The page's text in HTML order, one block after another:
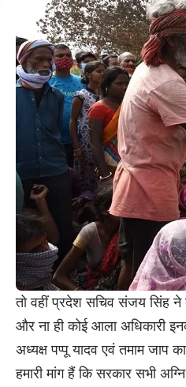
तो वहीं प्रदेश सचिव संजय सिंह ने
और ना ही कोई आला अधिकारी
अध्यक्ष पप्पू यादव एवं तमाम
हमारी मांग हैं कि सरकार सभी